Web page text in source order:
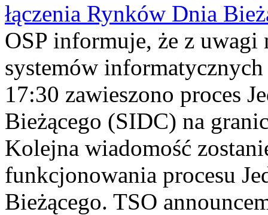
łączenia Rynków Dnia
OSP informuje, że z uwagi
systemów
17:30 zawieszono proces
Bieżącego (SIDC) na
Kolejna wiadomość
funkcjonowania procesu
Bieżącego. TSO